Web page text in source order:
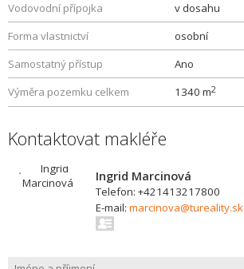
Vodovodní přípojka
v dosahu
Forma vlastnictví
osobní
Samostatný přístup
Ano
Výměra pozemku celkem
1340 m2
Kontaktovat makléře
Ingrid Marcinová
Telefon: +421413217800
E-mail: marcinova@tureality.sk